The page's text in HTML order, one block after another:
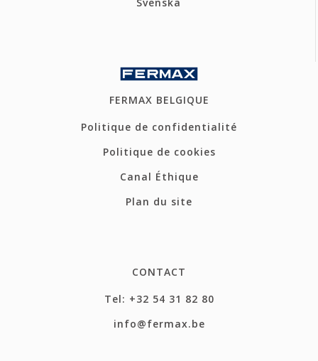
FERMAX BELGIQUE
Politique de confidentialité
Politique de cookies
Canal Éthique
Plan du site
CONTACT
Tel: +32 54 31 82 80
info@fermax.be